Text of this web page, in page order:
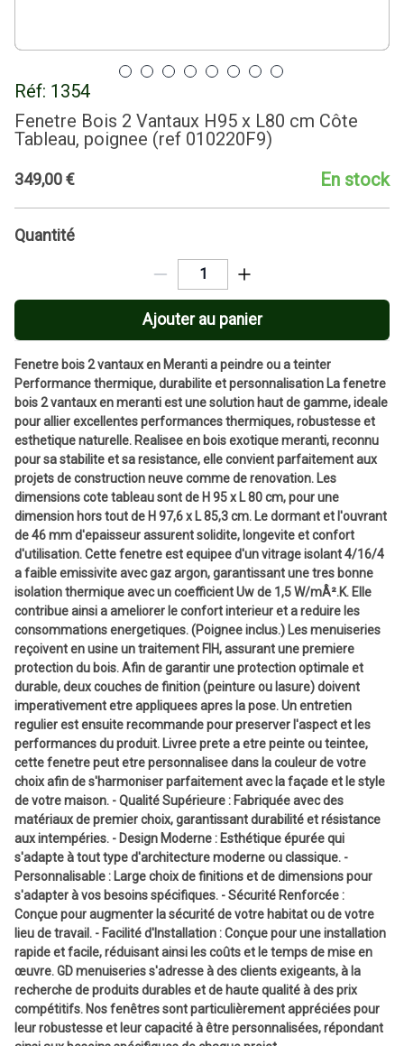
Réf: 1354
Fenetre Bois 2 Vantaux H95 x L80 cm Côte
Tableau, poignee (ref 010220F9)
349,00€ En stock
Quantité
Ajouter au panier
Fenetre bois 2 vantaux en Meranti a peindre ou a teinter
Performance thermique, durabilite et personnalisation La fenetre
bois 2 vantaux en meranti est une solution haut de gamme, ideale
pour allier excellentes performances thermiques, robustesse et
esthetique naturelle. Realisee en bois exotique meranti, reconnu
pour sa stabilite et sa resistance, elle convient parfaitement aux
projets de construction neuve comme de renovation. Les
dimensions cote tableau sont de H 95 x L 80 cm, pour une
dimension hors tout de H 97,6 x L 85,3 cm. Le dormant et l'ouvrant
de 46 mm d'epaisseur assurent solidite, longevite et confort
d'utilisation. Cette fenetre est equipee d'un vitrage isolant 4/16/4
a faible emissivite avec gaz argon, garantissant une tres bonne
isolation thermique avec un coefficient Uw de 1,5 W/mÂ².K. Elle
contribue ainsi a ameliorer le confort interieur et a reduire les
consommations energetiques. (Poignee inclus.) Les menuiseries
reçoivent en usine un traitement FIH, assurant une premiere
protection du bois. Afin de garantir une protection optimale et
durable, deux couches de finition (peinture ou lasure) doivent
imperativement etre appliquees apres la pose. Un entretien
regulier est ensuite recommande pour preserver l'aspect et les
performances du produit. Livree prete a etre peinte ou teintee,
cette fenetre peut etre personnalisee dans la couleur de votre
choix afin de s'harmoniser parfaitement avec la façade et le style
de votre maison. - Qualité Supérieure : Fabriquée avec des
matériaux de premier choix, garantissant durabilité et résistance
aux intempéries. - Design Moderne : Esthétique épurée qui
s'adapte à tout type d'architecture moderne ou classique. -
Personnalisable : Large choix de finitions et de dimensions pour
s'adapter à vos besoins spécifiques. - Sécurité Renforcée :
Conçue pour augmenter la sécurité de votre habitat ou de votre
lieu de travail. - Facilité d'Installation : Conçue pour une installation
rapide et facile, réduisant ainsi les coûts et le temps de mise en
œuvre. GD menuiseries s'adresse à des clients exigeants, à la
recherche de produits durables et de haute qualité à des prix
compétitifs. Nos fenêtres sont particulièrement appréciées pour
leur robustesse et leur capacité à être personnalisées, répondant